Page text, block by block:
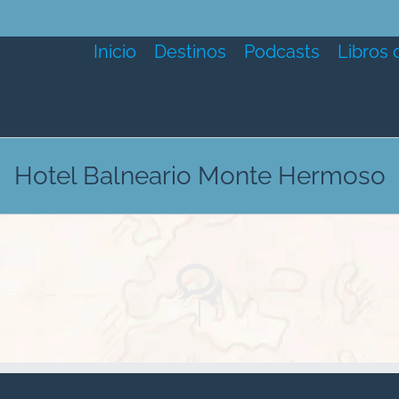
Inicio Destinos Podcasts Libros
Hotel Balneario Monte Hermoso